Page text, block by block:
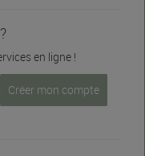
en ligne !
Créer mon compte